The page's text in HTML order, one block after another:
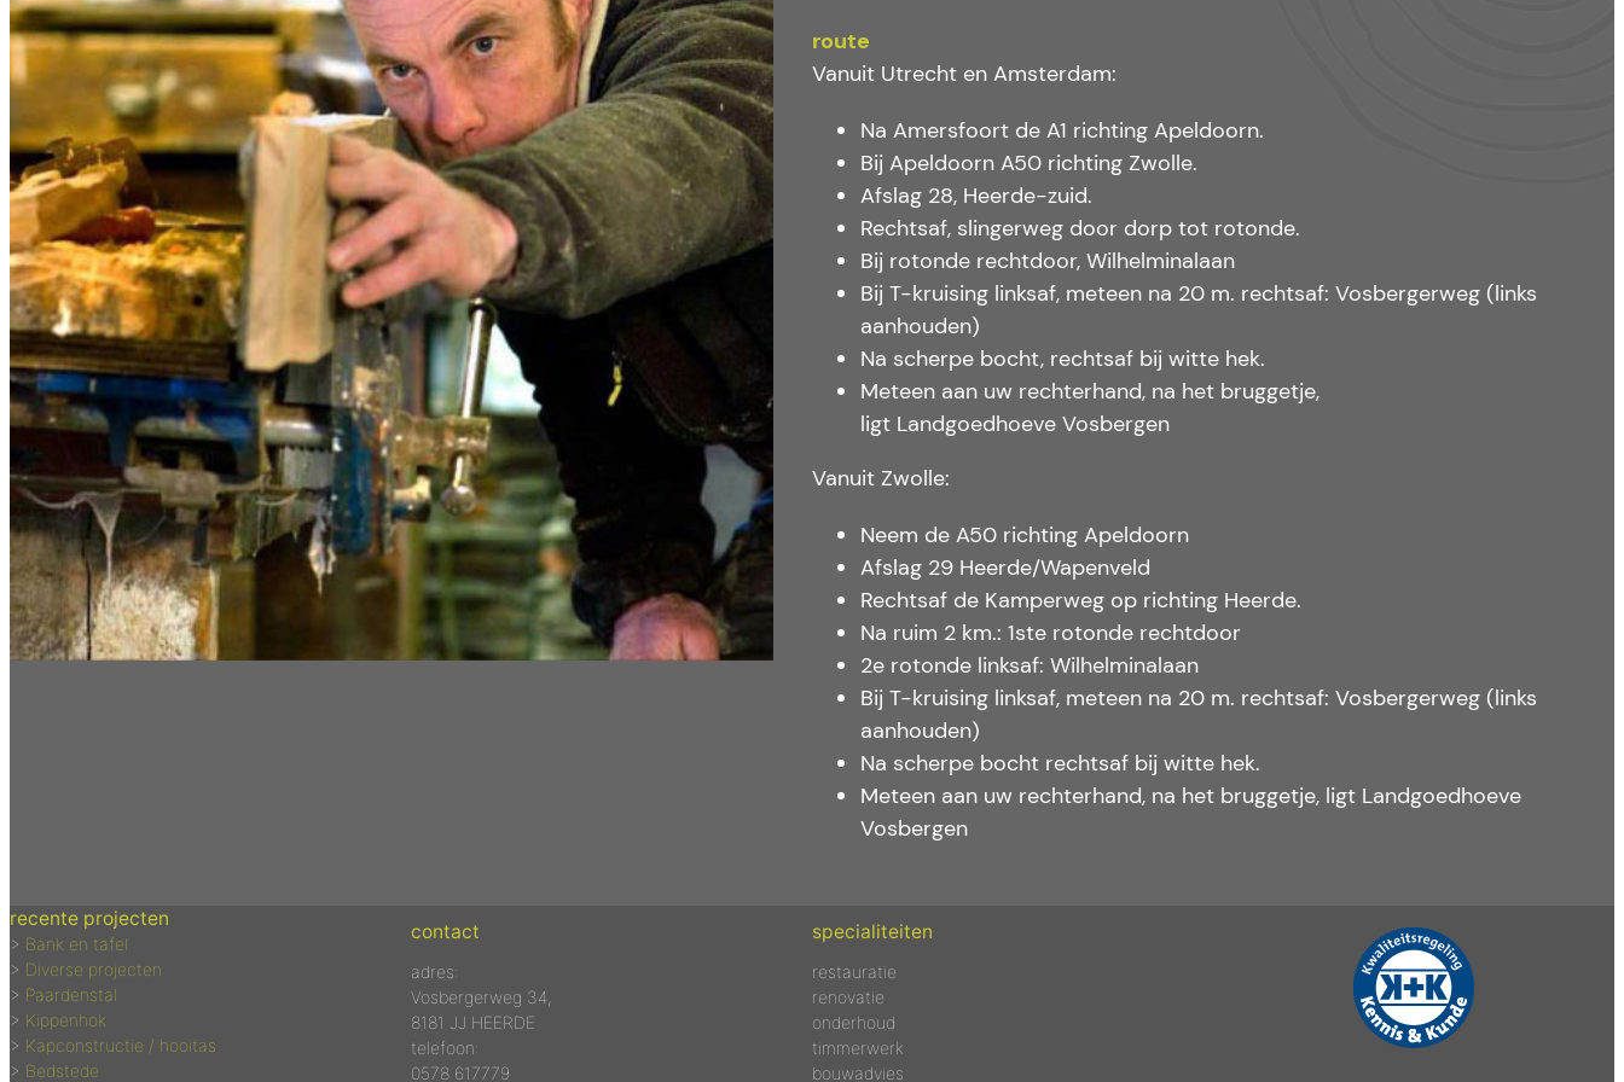
route
Vanuit Utrecht en Amsterdam:
Na Amersfoort de A1 richting Apeldoorn.
Bij Apeldoorn A50 richting Zwolle.
Afslag 28, Heerde-zuid.
Rechtsaf, slingerweg door dorp tot rotonde.
Bij rotonde rechtdoor, Wilhelminalaan
Bij T-kruising linksaf, meteen na 20 m. rechtsaf: Vosbergerweg (links
aanhouden)
Na scherpe bocht, rechtsaf bij witte hek.
Meteen aan uw rechterhand, na het bruggetje,
ligt Landgoedhoeve Vosbergen
Vanuit Zwolle:
Neem de A50 richting Apeldoorn
Afslag 29 Heerde/Wapenveld
Rechtsaf de Kamperweg op richting Heerde.
Na ruim 2 km.: 1ste rotonde rechtdoor
2e rotonde linksaf: Wilhelminalaan
Bij T-kruising linksaf, meteen na 20 m. rechtsaf: Vosbergerweg (links
aanhouden)
Na scherpe bocht rechtsaf bij witte hek.
Meteen aan uw rechterhand, na het bruggetje, ligt Landgoedhoeve
Vosbergen
recente projecten
> Bank en tafel
> Diverse projecten
> Paardenstal
> Kippenhok
> Kapconstructie / hooitas
> Bedstede
contact
adres:
Vosbergerweg 34,
8181 JJ HEERDE
telefoon:
0578 617779
specialiteiten
restauratie
renovatie
onderhoud
timmerwerk
bouwadvies